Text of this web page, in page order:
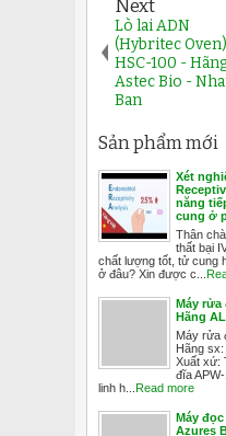
Next
Lò lai ADN
(Hybritec
HSC-100 -
Astec Bio -
Ban
Sản phẩm mới
Xét
năng
cung ở
Thân
thất bại
chất lượng tốt, tử cung
ở đâu? Xin được c...
Máy rửa
Hãng
Máy rửa
Hãng
Xuất xứ:
đĩa
linh h...
Read more
Máy
Azures